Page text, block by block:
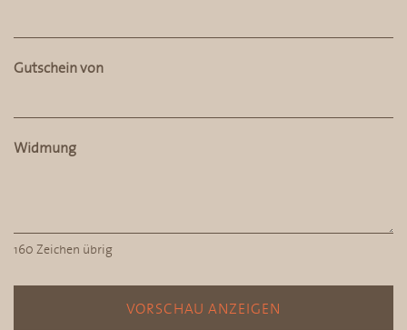
Gutschein von
Widmung
160Zeichen übrig
VORSCHAU ANZEIGEN